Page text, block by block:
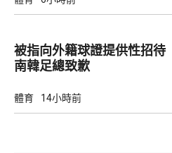
被指向外籍球證提供性招待
南韓足總致歉
體育 14小時前